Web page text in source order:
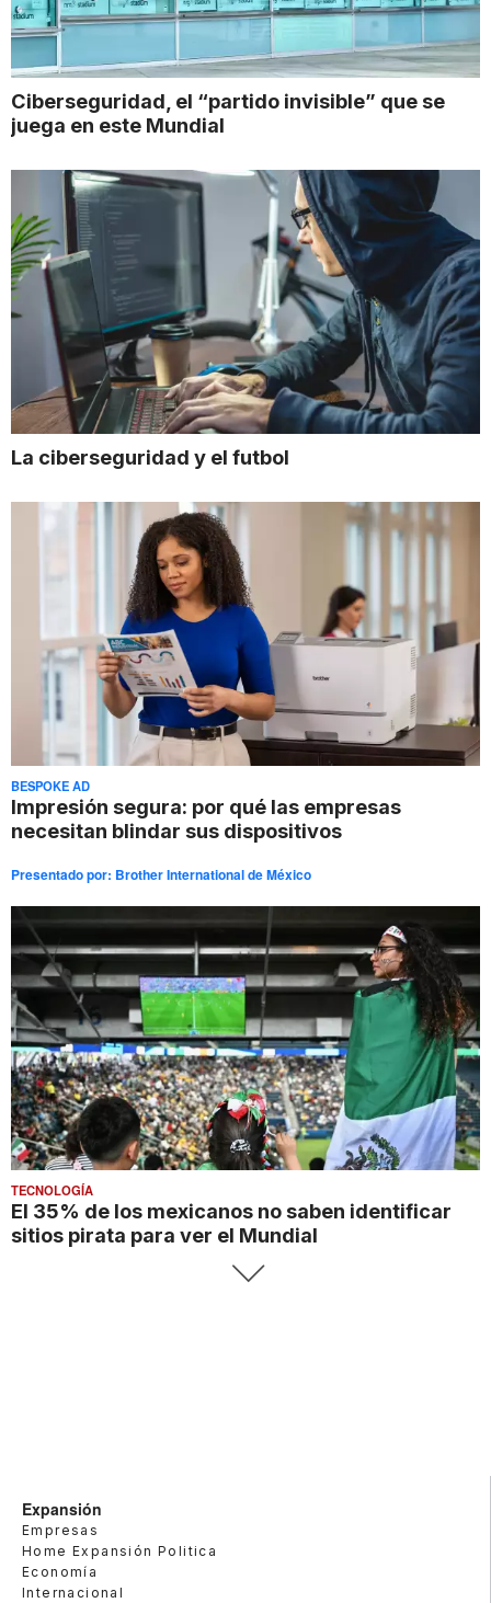
Ciberseguridad, el “partido invisible” que se
juega en este Mundial
La ciberseguridad y el futbol
BESPOKE AD
Impresión segura: por qué las empresas
necesitan blindar sus dispositivos
Presentado por: Brother International de México
TECNOLOGÍA
El 35% de los mexicanos no saben identificar
sitios pirata para ver el Mundial
Expansión
Empresas
Home Expansión Politica
Economía
Internacional